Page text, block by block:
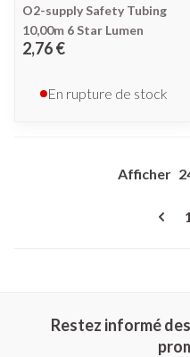
O2-supply Safety Tubing
10,00m 6 Star Lumen
2,76 €
En rupture de stock
Afficher
Restez informé